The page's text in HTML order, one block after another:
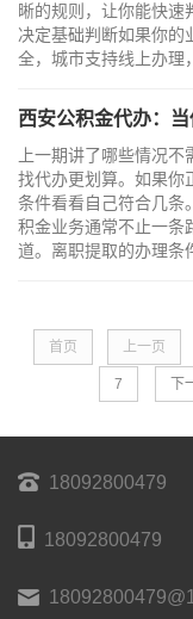
晰的规则，让你能快速
决定基础判断如果你的
全，城市支持线上办理
西安公积金代办：当你犹豫要不
上一期讲了哪些情况
找代办更划算。如果你
条件看看自己符合几条
积金业务通常不止一条
道。离职提取的办理条
首页 上一页
7 下
18092800479
18092800479